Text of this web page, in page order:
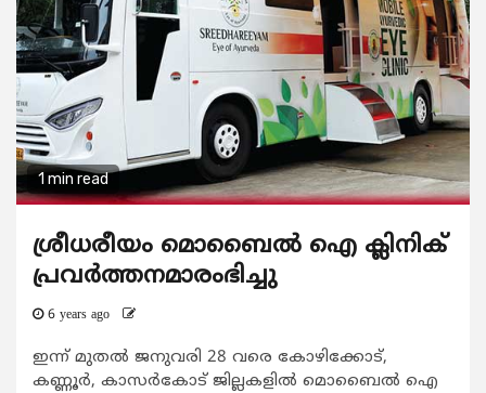
1 min read
ശ്രീധരീയം മൊബൈല്‍ ഐ ക്ലിനിക്
പ്രവര്‍ത്തനമാരംഭിച്ചു
6 years ago
ഇന്ന് മുതല്‍ ജനുവരി 28 വരെ കോഴിക്കോട്,
കണ്ണൂര്‍, കാസര്‍കോട് ജില്ലകളില്‍ മൊബൈല്‍ ഐ